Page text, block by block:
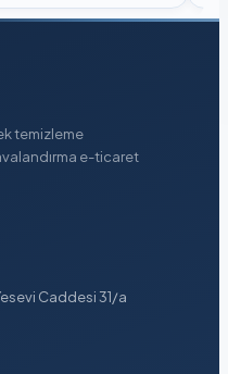
temizleme
e-ticaret
Caddesi 31/a